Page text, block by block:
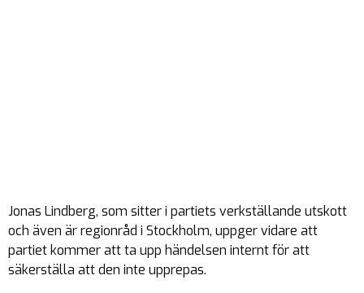
Jonas Lindberg, som sitter i partiets verkställande utskott
och även är regionråd i Stockholm, uppger vidare att
partiet kommer att ta upp händelsen internt för att
säkerställa att den inte upprepas.